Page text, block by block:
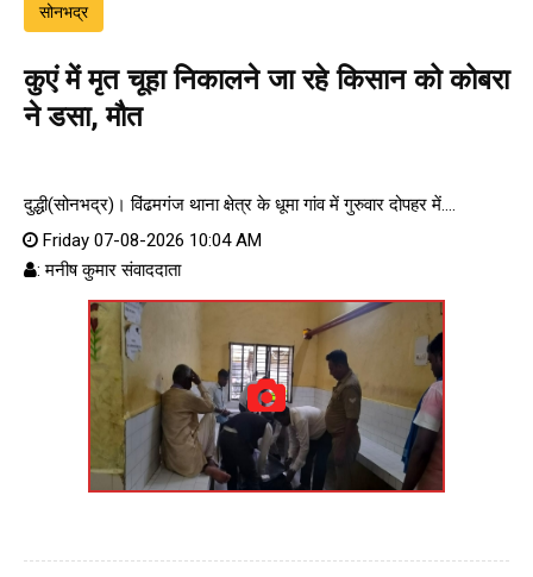
सोनभद्र
कुएं में मृत चूहा निकालने जा रहे किसान को कोबरा
ने डसा, मौत
दुद्धी(सोनभद्र)। विंढमगंज थाना क्षेत्र के धूमा गांव में गुरुवार दोपहर में....
Friday 07-08-2026 10:04 AM
: मनीष कुमार संवाददाता